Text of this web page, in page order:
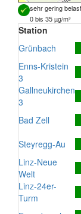
sehr gering
0 bis 35 µg/m³
Station
Grünbach
Enns-Kristein
3
Gallneukirchen
3
Bad Zell
Steyregg-Au
Linz-Neue
Welt
Linz-24er-
Turm